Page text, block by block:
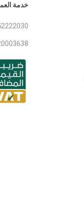
خدمة